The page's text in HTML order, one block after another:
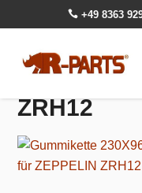
+49 8363
ZRH12